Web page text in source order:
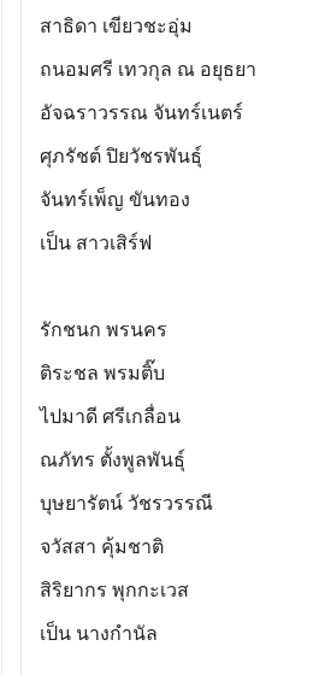
สาธิดา เขียวชะอุ่ม
ถนอมศรี เทวกุล ณ อยุธยา
อัจฉราวรรณ จันทร์เนตร์
ศุภรัชต์ ปิยวัชรพันธุ์
จันทร์เพ็ญ ขันทอง
เป็น สาวเสิร์ฟ
รักชนก พรนคร
ติระชล พรมติ๊บ
ไปมาดี ศรีเกลื่อน
ณภัทร ตั้งพูลพันธุ์
บุษยารัตน์ วัชรวรรณี
จวัสสา คุ้มชาติ
สิริยากร พุกกะเวส
เป็น นางกำนัล